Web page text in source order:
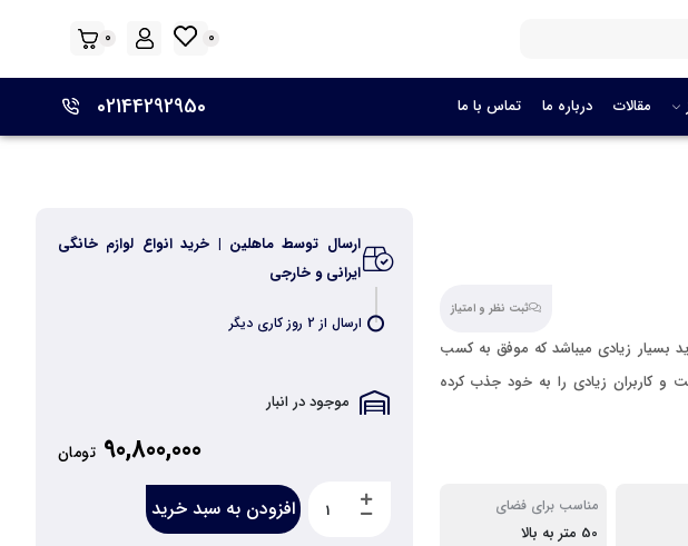
0
0
مقالات درباره ما تماس با ما 02144292950
ثبت نظر و امتیاز
و فواید بسیار زیادی میباشد که موفق به کسب
و کاربران زیادی را به خود جذب کرده
مناسب برای فضای
50 متر به بالا
ارسال توسط ماهلین | خرید انواع لوازم خانگی
ایرانی و خارجی
ارسال از 2 روز کاری دیگر
موجود در انبار
90,800,000 تومان
افزودن به سبد خرید